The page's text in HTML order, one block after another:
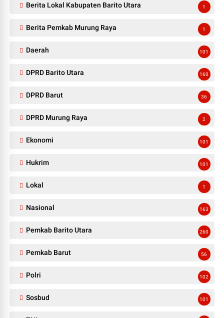
Berita Lokal Kabupaten Barito Utara 1
Berita Pemkab Murung Raya 1
Daerah 101
DPRD Barito Utara 160
DPRD Barut 36
DPRD Murung Raya 2
Ekonomi 101
Hukrim 101
Lokal 1
Nasional 163
Pemkab Barito Utara 260
Pemkab Barut 56
Polri 102
Sosbud 101